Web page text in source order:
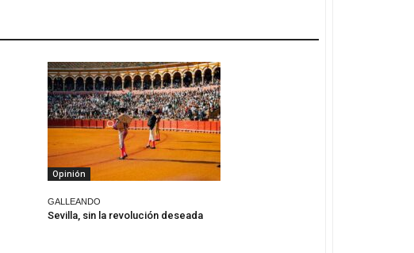
Opinión
GALLEANDO
Sevilla, sin la revolución deseada